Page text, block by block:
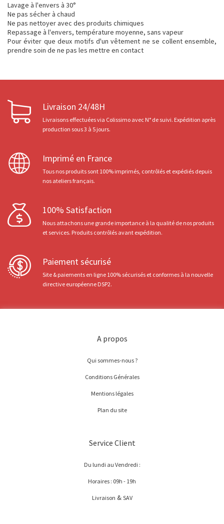
Lavage à l'envers à 30°
Ne pas sécher à chaud
Ne pas nettoyer avec des produits chimiques
Repassage à l'envers, température moyenne, sans vapeur
Pour éviter que deux motifs d'un vêtement ne se collent ensemble,
prendre soin de ne pas les mettre en contact
Livraison 24/48H
Livraisons effectuées via Colissimo avec N° de suivi. Expédition après
production sous 3 à 5 jours.
Imprimé en France
Tous nos produits sont 100% imprimés, contrôlés et expédiés depuis
nos ateliers français.
100% Satisfaction
Nous attachons une grande importance à la qualité de nos produits
et services. Produits contrôlés avant expédition.
Paiement sécurisé
Site & paiements en ligne 100% sécurisés et conformes à la nouvelle
directive européenne DSP2.
A propos
Qui sommes-nous ?
Conditions Générales
Mentions légales
Plan du site
Service Client
Du lundi au Vendredi :
Horaires : 09h - 19h
Livraison & SAV